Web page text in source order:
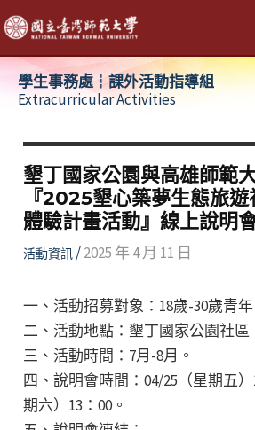
跳
至
主
學生事務處┆課外活動指導組
Extracurricular Activities
墾丁國家公園與高雄師範
『2025墾心築夢生態旅
體驗計畫活動』線上說明
活動資訊/2025 年 4 月 11 日
一、活動招募對象：18歲-30歲青年
二、活動地點：墾丁國家公園社區
三、活動時間：7月-8月。
四、說明會時間：04/25（星期五）
期六）13：00。